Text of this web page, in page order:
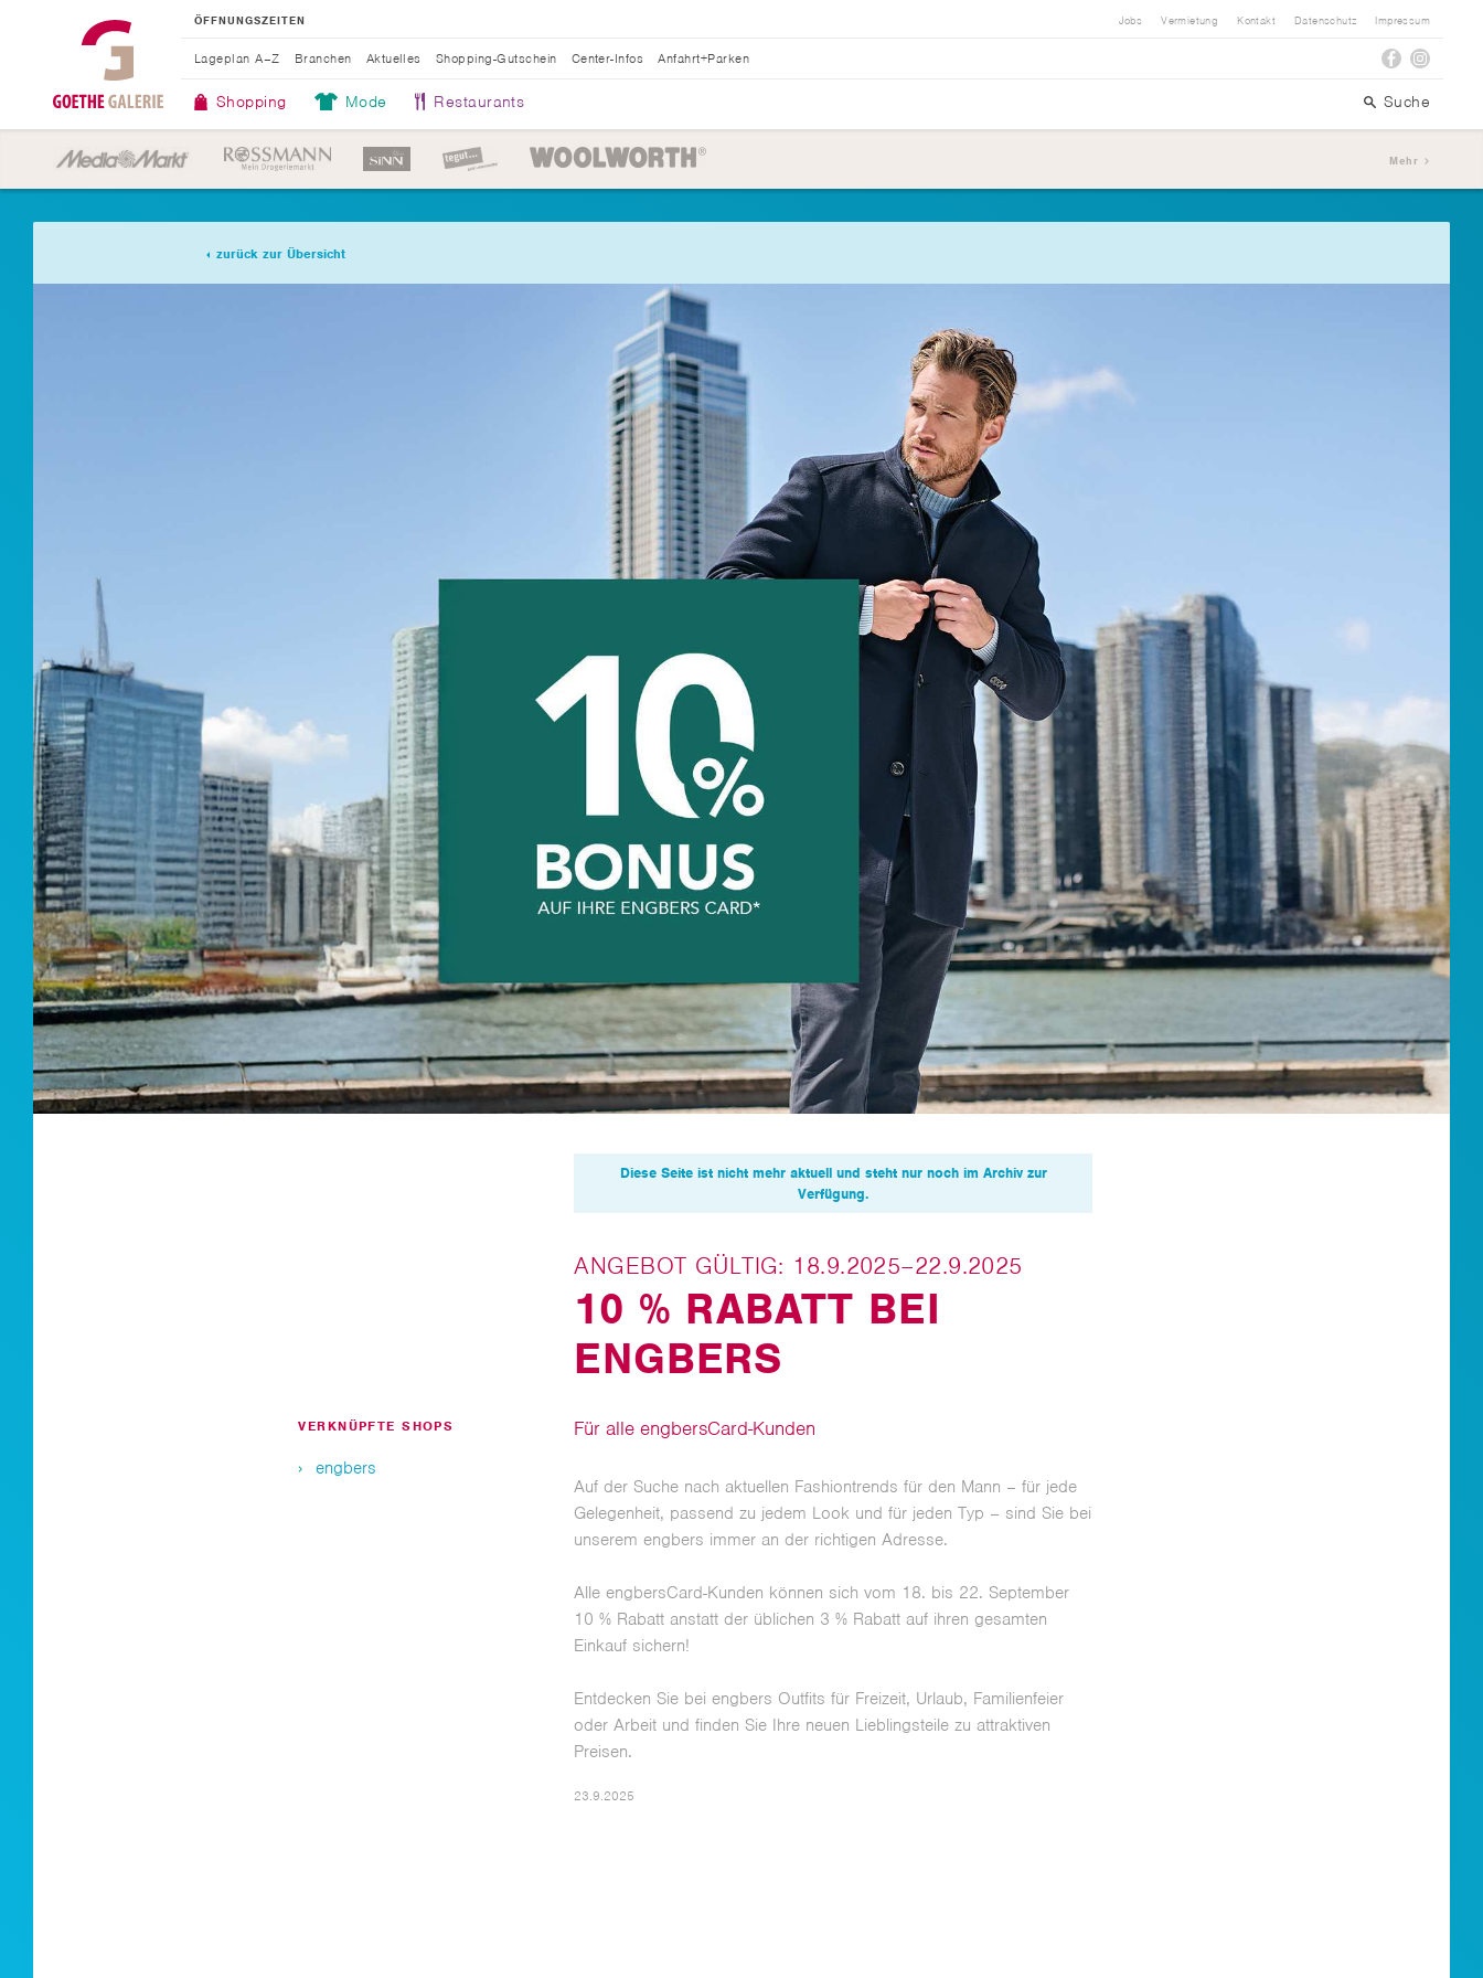
ÖFFNUNGSZEITEN
Shopping Mode Restaurants Suche
Lageplan A–Z Branchen Aktuelles Shopping-Gutschein Center-Infos Anfahrt+Parken
Jobs Vermietung Kontakt Datenschutz Impressum
Mehr
zurück zur Übersicht
Diese Seite ist nicht mehr aktuell und steht nur noch im Archiv zur
Verfügung.
ANGEBOT GÜLTIG: 18.9.2025–22.9.2025
10 % RABATT BEI
ENGBERS
VERKNÜPFTE SHOPS
engbers
Für alle engbersCard-Kunden
Auf der Suche nach aktuellen Fashiontrends für den Mann – für jede
Gelegenheit, passend zu jedem Look und für jeden Typ – sind Sie bei
unserem engbers immer an der richtigen Adresse.
Alle engbersCard-Kunden können sich vom 18. bis 22. September
10 % Rabatt anstatt der üblichen 3 % Rabatt auf ihren gesamten
Einkauf sichern!
Entdecken Sie bei engbers Outfits für Freizeit, Urlaub, Familienfeier
oder Arbeit und finden Sie Ihre neuen Lieblingsteile zu attraktiven
Preisen.
23.9.2025